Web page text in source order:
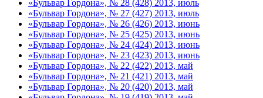
«Бульвар Гордона», № 28 (428) 2013, июль
«Бульвар Гордона», № 27 (427) 2013, июль
«Бульвар Гордона», № 26 (426) 2013, июнь
«Бульвар Гордона», № 25 (425) 2013, июнь
«Бульвар Гордона», № 24 (424) 2013, июнь
«Бульвар Гордона», № 23 (423) 2013, июнь
«Бульвар Гордона», № 22 (422) 2013, май
«Бульвар Гордона», № 21 (421) 2013, май
«Бульвар Гордона», № 20 (420) 2013, май